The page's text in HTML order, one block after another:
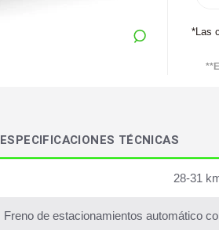
*Las
ESPECIFICACIONES TÉCNICAS
28-31
Freno de estacionamientos automático